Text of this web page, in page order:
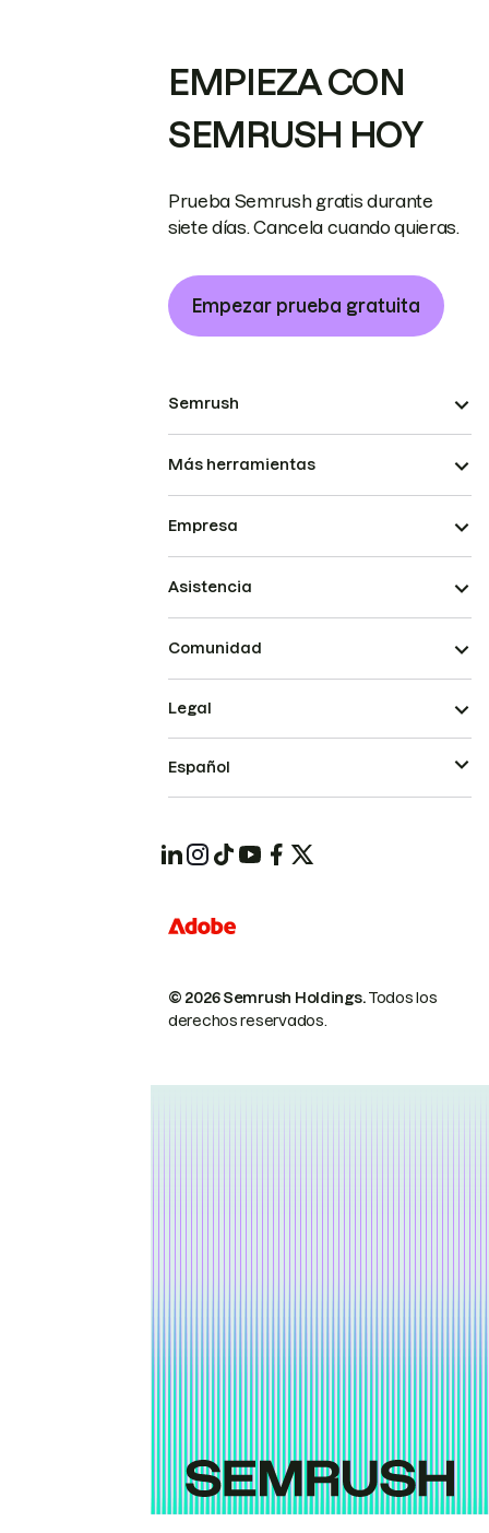
EMPIEZA CON
SEMRUSH HOY
Prueba Semrush gratis durante
siete días. Cancela cuando quieras.
Empezar prueba gratuita
Semrush
Más herramientas
Empresa
Asistencia
Comunidad
© 2026 Semrush Holdings.Todos los
derechos reservados.
Legal
Español